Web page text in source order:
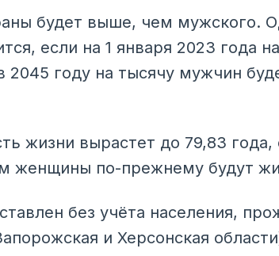
будет выше, чем мужского.
если на 1 января 2023 года
2045 году на тысячу мужчин
жизни вырастет до 79,83 года,
женщины по-прежнему будут
без учёта населения,
и Херсонская